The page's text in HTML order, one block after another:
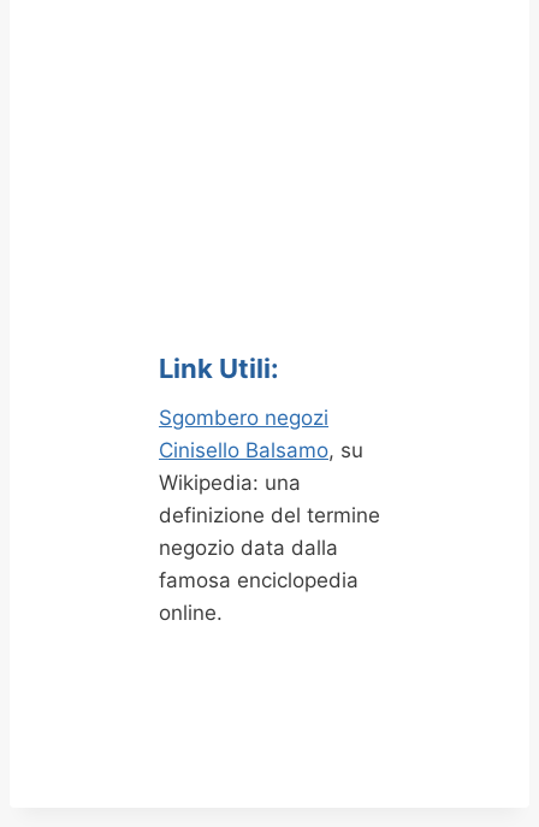
Link Utili:
Sgombero negozi
Cinisello Balsamo, su
Wikipedia: una
definizione del termine
negozio data dalla
famosa enciclopedia
online.